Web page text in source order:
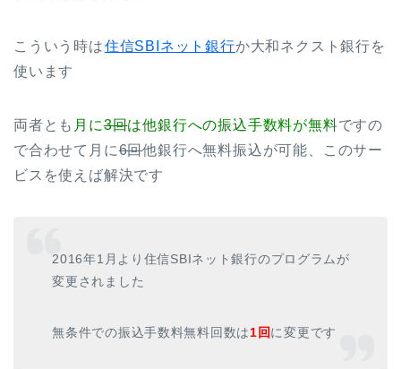
こういう時は住信SBIネット銀行か大和ネクスト銀行を
使います
両者とも 月に3回は他銀行への振込手数料が無料ですの
で合わせて月に6回他銀行へ無料振込が可能、このサー
ビスを使えば解決です
2016年1月より住信SBIネット銀行のプログラムが
変更されました
無条件での振込手数料無料回数は1回に変更です